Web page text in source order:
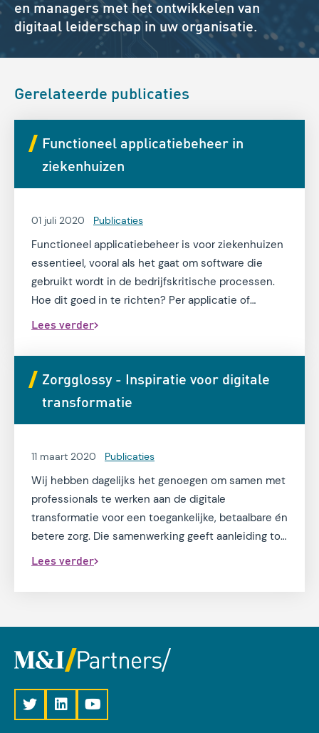
en managers met het ontwikkelen van
digitaal leiderschap in uw organisatie.
Gerelateerde publicaties
Functioneel applicatiebeheer in
ziekenhuizen
01 juli 2020 Publicaties
Functioneel applicatiebeheer is voor ziekenhuizen
essentieel, vooral als het gaat om software die
gebruikt wordt in de bedrijfskritische processen.
Hoe dit goed in te richten? Per applicatie of
generieke beheerders? Hoe kan functioneel
ingericht? In de research note: functioneel
applicatiebeheer in ziekenhuizen 2020 geven we
antwoord op deze vragen.
Lees verder
Zorgglossy - Inspiratie voor digitale
transformatie
11 maart 2020 Publicaties
Wij hebben dagelijks het genoegen om samen met
professionals te werken aan de digitale
transformatie voor een toegankelijke, betaalbare én
betere zorg. Die samenwerking geeft aanleiding tot
mooie gesprekken over #zorginnovatie,
Lees verder